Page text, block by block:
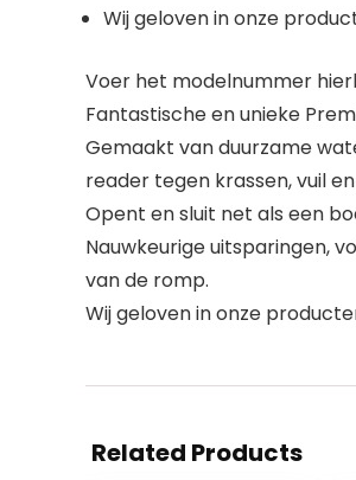
Wij geloven in onze
Voer het modelnummer
Fantastische en unieke
Gemaakt van duurzame
reader tegen krassen, vuil
Opent en sluit net als een
Nauwkeurige uitsparingen,
van de romp.
Wij geloven in onze
Related Products